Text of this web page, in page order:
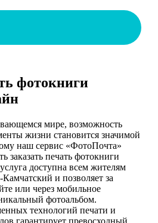
фотокниги
мире, возможность
жизни становится значимой
наш сервис «ФотоПочта»
заказать печать фотокниги
доступна всем жителям
и позволяет за
или через мобильное
фотоальбом.
технологий печати и